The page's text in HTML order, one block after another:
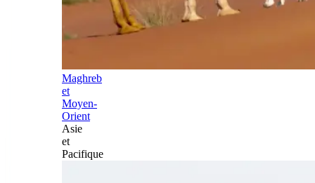
Maghreb
et
Moyen-
Orient
Asie
et
Pacifique